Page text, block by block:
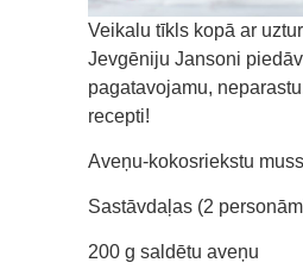
Veikalu tīkls kopā ar
Jevgēniju Jansoni
pagatavojamu,
recepti!
Aveņu-kokosriekstu muss
Sastāvdaļas (2
200 g saldētu aveņu